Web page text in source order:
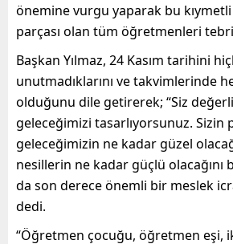
önemine vurgu yaparak bu
parçası olan tüm öğretmenleri
Başkan Yılmaz, 24 Kasım tarihini
unutmadıklarını ve takvimlerinde
olduğunu dile getirerek; “Siz
geleceğimizi tasarlıyorsunuz. Sizin
geleceğimizin ne kadar güzel
nesillerin ne kadar güçlü olacağını
da son derece önemli bir meslek
dedi.
“Öğretmen çocuğu, öğretmen eşi,